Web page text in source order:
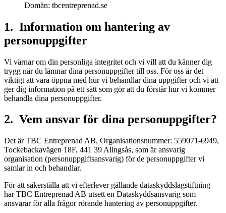
Domän: tbcentreprenad.se
1. Information om hantering av
personuppgifter
Vi värnar om din personliga integritet och vi vill att du känner dig
trygg när du lämnar dina personuppgifter till oss. För oss är det
viktigt att vara öppna med hur vi behandlar dina uppgifter och vi att
ger dig information på ett sätt som gör att du förstår hur vi kommer
behandla dina personuppgifter.
2. Vem ansvar för dina personuppgifter?
Det är TBC Entreprenad AB, Organisationsnummer: 559071-6949,
Tockebackavägen 18F, 441 39 Alingsås, som är ansvarig
organisation (personuppgiftsansvarig) för de personuppgifter vi
samlar in och behandlar.
För att säkerställa att vi efterlever gällande dataskyddslagstiftning
har TBC Entreprenad AB utsett en Dataskyddsansvarig som
ansvarar för alla frågor rörande hantering av personuppgifter.